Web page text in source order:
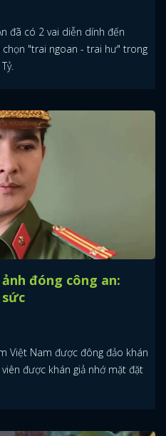
đã có 2 vai diễn dính đến
"trai ngoan - trai hư" trong
đóng công an:
Việt Nam được đông đảo khán
được khán giả nhớ mặt đặt